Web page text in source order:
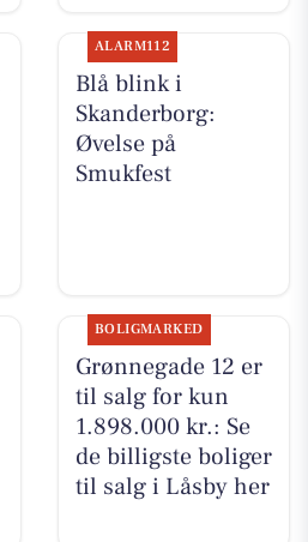
ALARM112
Blå blink i
Skanderborg:
Øvelse på
Smukfest
BOLIGMARKED
Grønnegade 12 er
til salg for kun
1.898.000 kr.: Se
de billigste boliger
til salg i Låsby her